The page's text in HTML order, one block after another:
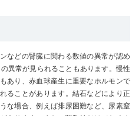
などの腎臓に関わる数値の異常が認め
異常が見られることもあります。慢性
あり、赤血球産生に重要なホルモンで
ることがあります。結石などにより正
な場合、例えば排尿困難など、尿素窒